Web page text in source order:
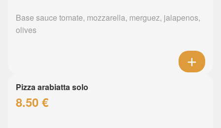
Base sauce tomate, mozzarella, merguez, jalapenos,
olives
Pizza arabiatta solo
8.50 €